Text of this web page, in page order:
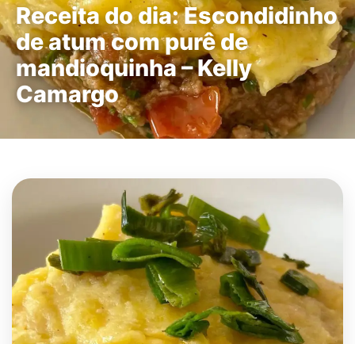
Receita do dia: Escondidinho
de atum com purê de
mandioquinha – Kelly
Camargo